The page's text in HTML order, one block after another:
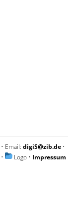
• Email:digiS@zib.de •
• Logo • Impressum